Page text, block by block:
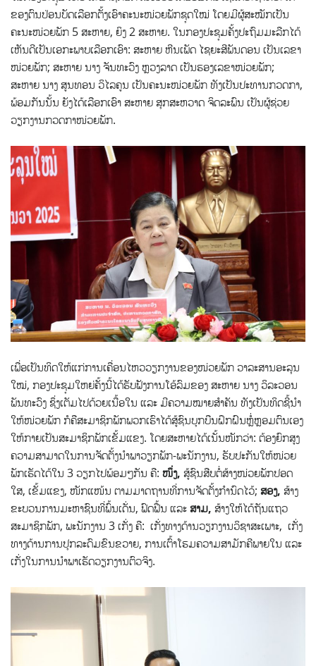
ຂອງຕົນປ່ອນບັດເລືອກຕັ້ງເອົາຄະນະໜ່ວຍພັກຊຸດໃໝ່ ໂດຍມີຜູ້ສະໝັກເປັນ
ຄະນະໜ່ວຍພັກ 5 ສະຫາຍ, ຍິງ 2 ສະຫາຍ. ໃນກອງປະຊຸມຄັ້ງປະຖົມມະລືກໄດ້
ເຫັນດີເປັນເອກະພາບເລືອກເອົາ: ສະຫາຍ ຫີນເພັດ ໄຊຍະສີພັນດອນ ເປັນເລຂາ
ໜ່ວຍພັກ; ສະຫາຍ ນາງ ຈັນທະວົງ ຫຼວງລາດ ເປັນຮອງເລຂາໜ່ວຍພັກ;
ສະຫາຍ ນາງ ສູນທອນ ວິໄລຄູນ ເປັນຄະນະໜ່ວຍພັກ ທັງເປັນປະທານກວດກາ,
ພ້ອມກັນນັ້ນ ຍັງໄດ້ເລືອກເອົາ ສະຫາຍ ສຸກສະຫວາດ ຈິດລະພົນ ເປັນຜູ້ຊ່ວຍ
ວຽກງານກວດກາໜ່ວຍພັກ.
ເພື່ອເປັນທິດໃຫ້ແກ່ການເຄື່ອນໄຫວວຽກງານຂອງໜ່ວຍພັກ ວາລະສານອະລຸນ
ໃໝ່, ກອງປະຊຸມໃຫຍ່ຄັ້ງນີ້ໄດ້ຮັບຟັງການໂອ້ລົມຂອງ ສະຫາຍ ນາງ ວິລະວອນ
ພັນທະວົງ ຊຶ່ງເຕັມໄປດ້ວຍເນື້ອໃນ ແລະ ມີຄວາມໝາຍສຳຄັນ ທັງເປັນທິດຊີ້ນຳ
ໃຫ້ໜ່ວຍພັກ ກໍຄືສະມາຊິກພັກພວກເຮົາໄດ້ສູ້ຊົນບຸກບືນຝຶກຝົນຫຼໍ່ຫຼອມຕົນເອງ
ໃຫ້ກາຍເປັນສະມາຊິກພັກເຂັ້ມແຂງ. ໂດຍສະຫາຍໄດ້ເນັ້ນໜັກວ່າ: ຕ້ອງຍົກສູງ
ຄວາມ​ສາມາດ​ໃນ​ການຈັດ​ຕັ້ງ​ນຳພາ​ວຽກ​ພັກ-ພະ​ນັກ​ງານ, ຮັບປະກັນ​ໃຫ້​ໜ່ວຍ​
ພັກ​ເຮັດ​​ໄດ້ໃນ 3 ວຽກ​​ໄປ​ພ້ອມໆ​ກັນ ຄື: ໜຶ່ງ, ສູ້ຊົນສືບຕໍ່ສ້າງໜ່ວຍ​ພັກປອດ​
ໃສ, ເຂັ້ມ​ແຂງ, ໜັກ​ແໜ້ນ ຕາມ​ມາດ​ຖານທີ່ການຈັດຕັ້ງກຳນົດໄວ້; ສອງ, ສ້າງ
ຂະ​ບວນການມະຫາຊົນທີ່ພົ້ນເດັ່ນ, ຟົດຟື້ນ ແລະສາມ, ສ້າງ​ໃຫ້ໄດ້​ຖັນ​ແຖວ​
ສະມາຊິກ​ພັກ, ພະນັກງານ 3 ​ເກັ່ງ ​ຄື: ​ ເກັ່ງ​ທາງ​ດ້ານ​ວຽກ​ງານ​ວິຊາ​ສະ​ເພາະ,  ​ເກັ່ງ​
ທາງ​ດ້ານ​ການ​ປຸກລະດົມຂົນຂວາຍ, ການ​ເຕົ້າ​ໂຮມ​ຄວາມ​ສາມັກຄີພາຍໃນ ​ແລະ 
ເກັ່ງ​​ໃນ​ການ​ນຳພາ​ເຮັດ​ວຽກ​ງານຕົວຈິງ.